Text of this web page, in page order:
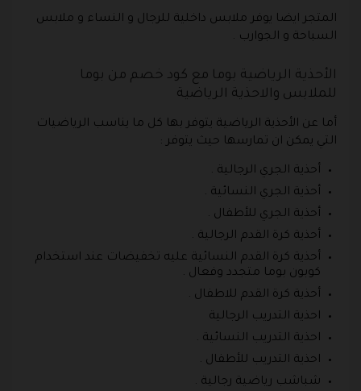
المتجر ايضا يوفر ملابس داخلية للرجال و النساء و ملابس
السباحة و الجوارب .
الأحذية الرياضية بوما مع كود خصم من بوما
للملابس والاحذية الرياضية
أما عن الأحذية الرياضية يتوفر بها كل ما يناسب الرياضيات
التي يمكن ان تمارسها حيث يتوفر :
أحذية الجري الرجالية .
أحذية الجري النسائية .
أحذية الجري للأطفال .
أحذية كرة القدم الرجالية .
أحذية كرة القدم النسائية عليه تخفيضات عند استخدام
كوبون بوما متجدد وفعال .
أحذية كرة القدم للاطفال .
احذية التدريب الرجالية
احذية التدريب النسائية .
احذية التدريب للأطفال .
شباشب رياضية رجالية .